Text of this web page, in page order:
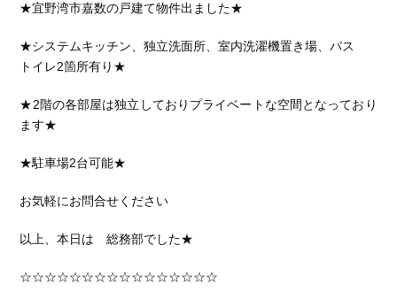
★宜野湾市嘉数の戸建て物件出ました★
★システムキッチン、独立洗面所、室内洗濯機置き場、バス
トイレ2箇所有り★
★2階の各部屋は独立しておりプライベートな空間となっており
ます★
★駐車場2台可能★
お気軽にお問合せください
以上、本日は 総務部でした★
☆☆☆☆☆☆☆☆☆☆☆☆☆☆☆☆